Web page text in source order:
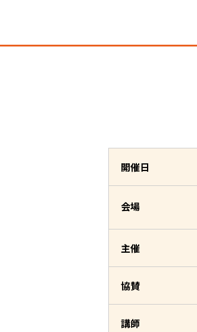
開催日
会場
主催
協賛
講師